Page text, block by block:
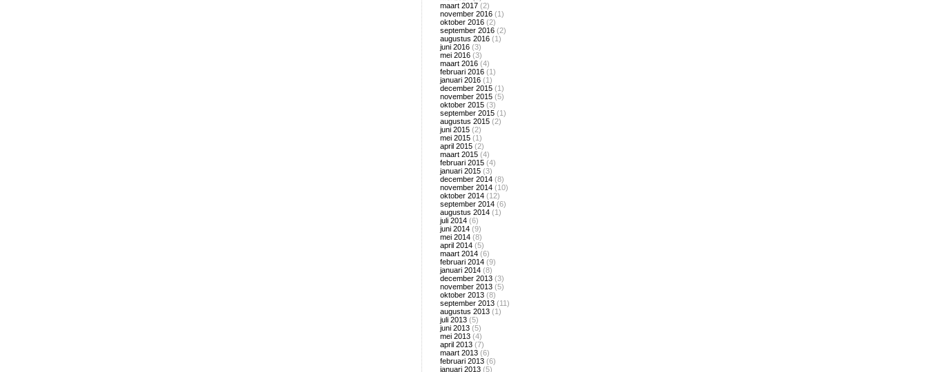
maart 2017 (2)
november 2016 (1)
oktober 2016 (2)
september 2016 (2)
augustus 2016 (1)
juni 2016 (3)
mei 2016 (3)
maart 2016 (4)
februari 2016 (1)
januari 2016 (1)
december 2015 (1)
november 2015 (5)
oktober 2015 (3)
september 2015 (1)
augustus 2015 (2)
juni 2015 (2)
mei 2015 (1)
april 2015 (2)
maart 2015 (4)
februari 2015 (4)
januari 2015 (3)
december 2014 (8)
november 2014 (10)
oktober 2014 (12)
september 2014 (6)
augustus 2014 (1)
juli 2014 (6)
juni 2014 (9)
mei 2014 (8)
april 2014 (5)
maart 2014 (6)
februari 2014 (9)
januari 2014 (8)
december 2013 (3)
november 2013 (5)
oktober 2013 (8)
september 2013 (11)
augustus 2013 (1)
juli 2013 (5)
juni 2013 (5)
mei 2013 (4)
april 2013 (7)
maart 2013 (6)
februari 2013 (6)
januari 2013 (5)